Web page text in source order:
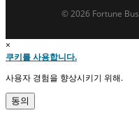
© 2026 Fortune
×
쿠키를 사용합니다.
사용자 경험을 향상시키기 위해.
동의